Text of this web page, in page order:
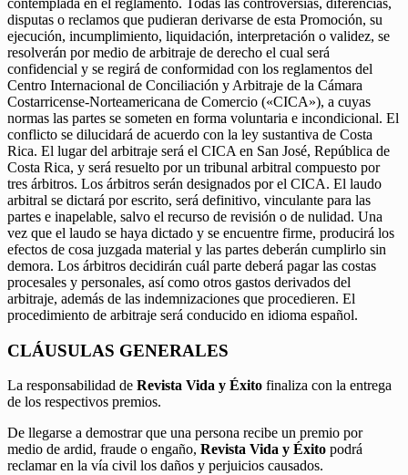
disputas o reclamos que pudieran derivarse de esta Promoción, su
ejecución, incumplimiento, liquidación, interpretación o validez, se
resolverán por medio de arbitraje de derecho el cual será
confidencial y se regirá de conformidad con los reglamentos del
Centro Internacional de Conciliación y Arbitraje de la Cámara
Costarricense-Norteamericana de Comercio («CICA»), a cuyas
normas las partes se someten en forma voluntaria e incondicional. El
conflicto se dilucidará de acuerdo con la ley sustantiva de Costa
Rica. El lugar del arbitraje será el CICA en San José, República de
Costa Rica, y será resuelto por un tribunal arbitral compuesto por
tres árbitros. Los árbitros serán designados por el CICA. El laudo
arbitral se dictará por escrito, será definitivo, vinculante para las
partes e inapelable, salvo el recurso de revisión o de nulidad. Una
vez que el laudo se haya dictado y se encuentre firme, producirá los
efectos de cosa juzgada material y las partes deberán cumplirlo sin
demora. Los árbitros decidirán cuál parte deberá pagar las costas
procesales y personales, así como otros gastos derivados del
arbitraje, además de las indemnizaciones que procedieren. El
procedimiento de arbitraje será conducido en idioma español.
CLÁUSULAS GENERALES
La responsabilidad de Revista Vida y Éxito finaliza con la entrega
de los respectivos premios.
De llegarse a demostrar que una persona recibe un premio por
medio de ardid, fraude o engaño, Revista Vida y Éxito podrá
reclamar en la vía civil los daños y perjuicios causados.